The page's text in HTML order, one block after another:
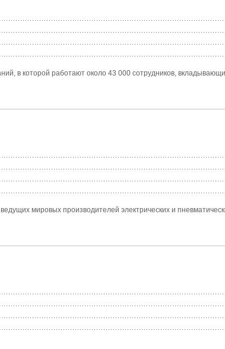
в которой работают около 43 000 сотрудников,
мировых производителей электрических и